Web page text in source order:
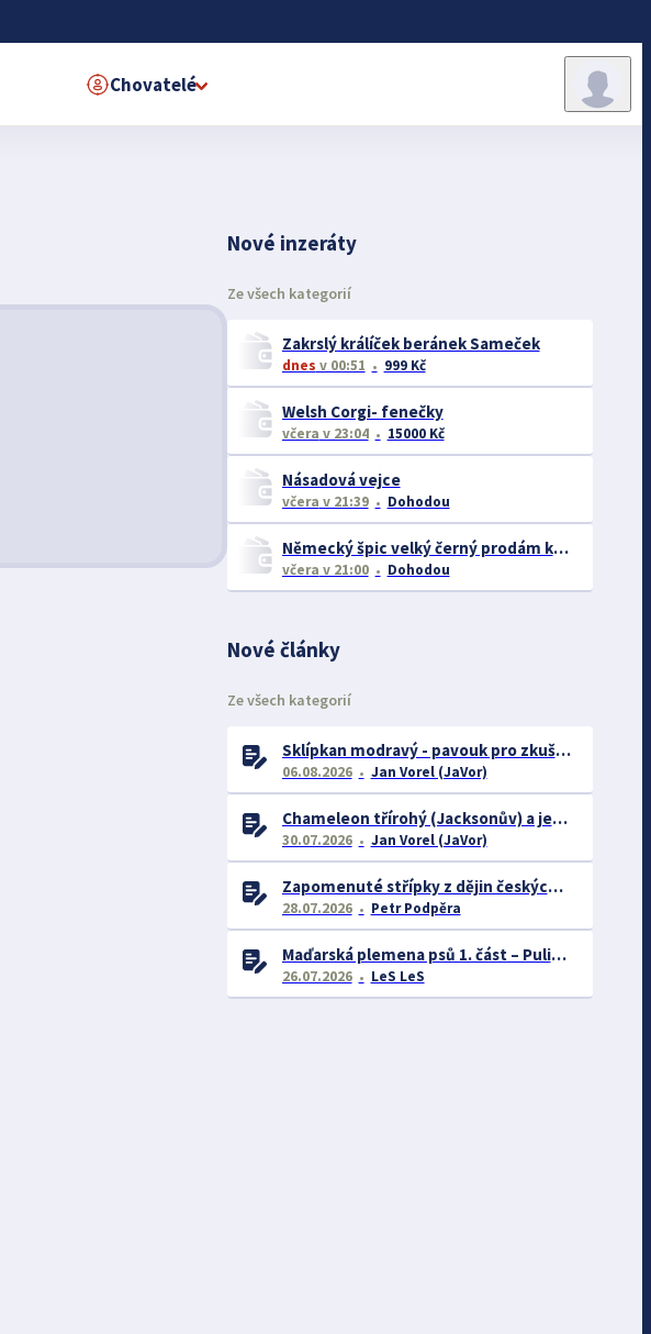
Chovatelé
Nové inzeráty
Ze všech kategorií
Zakrslý králíček beránek Sameček
dnes v 00:51 999 Kč
Welsh Corgi- fenečky
včera v 23:04 15000 Kč
Násadová vejce
včera v 21:39 Dohodou
Německý špic velký černý prodám krásná štěňata s PP - rarita
včera v 21:00 Dohodou
Nové články
Ze všech kategorií
Sklípkan modravý - pavouk pro zkušené chovatele
06.08.2026 Jan Vorel (JaVor)
Chameleon třírohý (Jacksonův) a jeho chov
30.07.2026 Jan Vorel (JaVor)
Zapomenuté střípky z dějin českých exotářů - 3.část
28.07.2026 Petr Podpěra
Maďarská plemena psů 1. část – Puli, Komondor
26.07.2026 LeS LeS